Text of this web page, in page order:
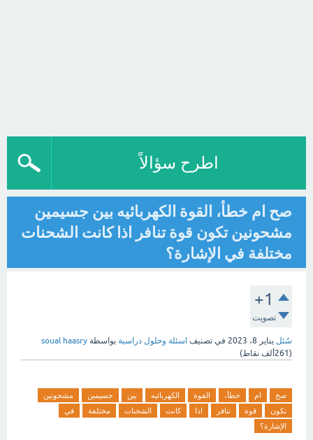
اطرح سؤالاً
صح ام خطأ، القوة الكهربائيه بين جسيمين
مشحونين تكون قوة تنافر اذا كانت الشحنات
مختلفة في الإشارة؟
+1
تصويت
سُئل يناير 8، 2023 في تصنيف اسئلة وحلول دراسية بواسطة soual haasry
( 261ألف نقاط)
صح ام خطأ، القوة الكهربائيه بين جسيمين
مشحونين
تكون
قوة تنافر اذا كانت الشحنات مختلفة
في
الإشارة؟